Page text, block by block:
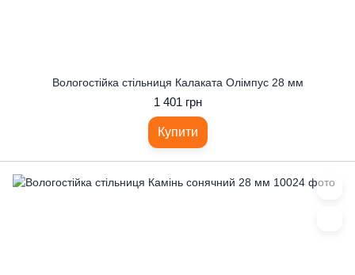
Вологостійка стільниця Калаката Олімпус 28 мм
1 401 грн
Купити